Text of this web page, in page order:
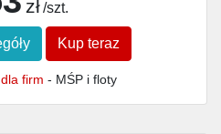
zł /szt.
Kup teraz
firm - MŚP i floty